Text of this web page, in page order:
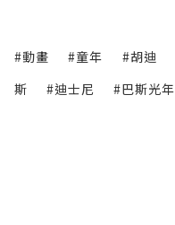
#動畫 #童年 #胡迪
斯
#迪士尼 #巴斯光年